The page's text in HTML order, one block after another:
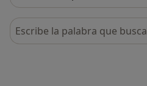
Busca en opiniones